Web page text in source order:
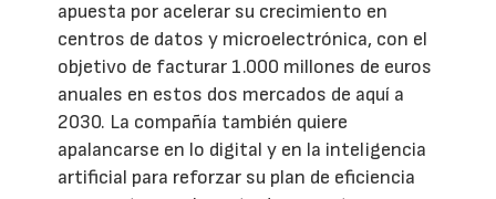
apuesta por acelerar su crecimiento en
centros de datos y microelectrónica, con el
objetivo de facturar 1.000 millones de euros
anuales en estos dos mercados de aquí a
2030. La compañía también quiere
apalancarse en lo digital y en la inteligencia
artificial para reforzar su plan de eficiencia